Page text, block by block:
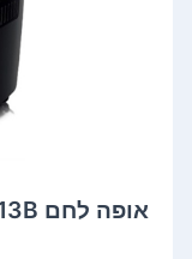
אופה לחם Sauter BMS1513B סאוטר